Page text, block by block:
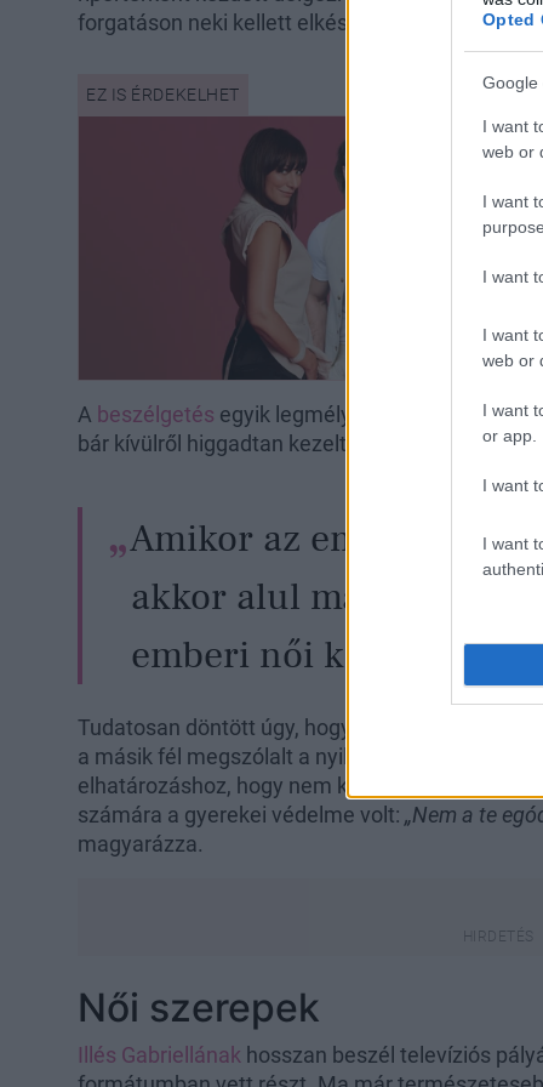
Opted
Google
I want
web or
I want
I want
I want
web or
I want
or app.
I want
I want
forgatáson neki kellett elkészítenie egy interjút.
A beszélgetés egyik legmélyebb része a
bár kívülről higgadtan kezelte a helyzetet,
Amikor az ember alul
akkor alul marad. Ez egy
emberi női kudarc
Tudatosan döntött úgy, hogy nem nyilatkozik a
a másik fél megszólalt a nyilvánosságban.
elhatározáshoz, hogy nem kommentálja a
számára a gyerekei védelme volt: „Nem a te
magyarázza.
Női szerepek
Illés Gabriellának hosszan beszél televíziós